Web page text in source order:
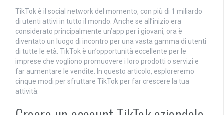
TikTok è il social network del momento, con più di 1 miliardo
di utenti attivi in tutto il mondo. Anche se all’inizio era
considerato principalmente un’app per i giovani, ora è
diventato un luogo di incontro per una vasta gamma di utenti
di tutte le età. TikTok è un’opportunità eccellente per le
imprese che vogliono promuovere i loro prodotti o servizi e
far aumentare le vendite. In questo articolo, esploreremo
cinque modi per sfruttare TikTok per far crescere la tua
attività.